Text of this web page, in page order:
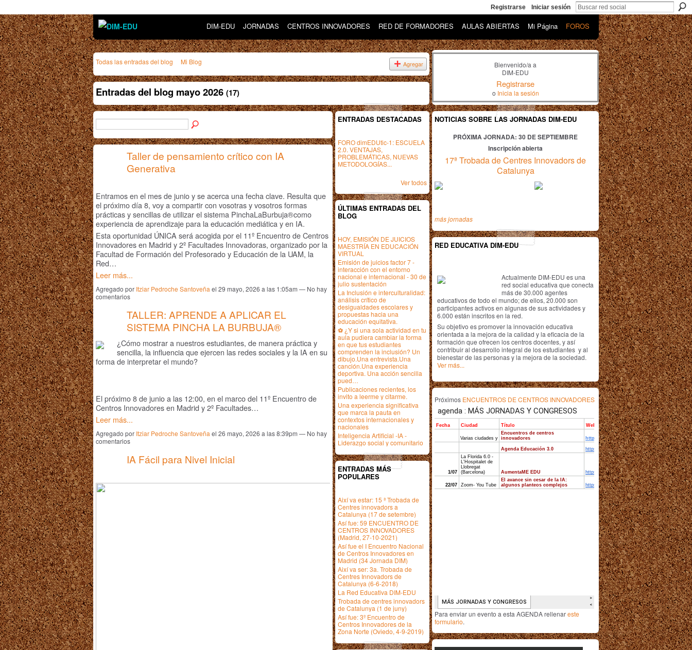
Registrarse Iniciar sesión
DIM-EDU JORNADAS CENTROS INNOVADORES RED DE FORMADORES AULAS ABIERTAS Mi Página FOROS
Todas las entradas del blog Mi Blog Agregar
Entradas del blog mayo 2026 (17)
Taller de pensamiento crítico con IA
Generativa
Entramos en el mes de junio y se acerca una fecha clave. Resulta que
el próximo día 8, voy a compartir con vosotras y vosotros formas
prácticas y sencillas de utilizar el sistema PinchaLaBurbuja®como
experiencia de aprendizaje para la educación mediática y en IA.
Esta oportunidad ÚNICA será acogida por el 11º Encuentro de Centros
Innovadores en Madrid y 2º Facultades Innovadoras, organizado por la
Facultad de Formación del Profesorado y Educación de la UAM, la
Red…
Leer más...
Agregado por Itziar Pedroche Santoveña el 29 mayo, 2026 a las 1:05am — No hay
comentarios
TALLER: APRENDE A APLICAR EL
SISTEMA PINCHA LA BURBUJA®
¿Cómo mostrar a nuestros estudiantes, de manera práctica y
sencilla, la influencia que ejercen las redes sociales y la IA en su
forma de interpretar el mundo?
El próximo 8 de junio a las 12:00, en el marco del 11º Encuentro de
Centros Innovadores en Madrid y 2º Facultades…
Leer más...
Agregado por Itziar Pedroche Santoveña el 26 mayo, 2026 a las 8:39pm — No hay
comentarios
IA Fácil para Nivel Inicial
ENTRADAS DESTACADAS
FORO dimEDUtic-1: ESCUELA
2.0. VENTAJAS,
PROBLEMÁTICAS, NUEVAS
METODOLOGÍAS...
Ver todos
ÚLTIMAS ENTRADAS DEL
BLOG
HOY, EMISIÓN DE JUICIOS
MAESTRÍA EN EDUCACIÓN
VIRTUAL
Emisión de juicios factor 7 -
interacción con el entorno
nacional e internacional - 30 de
julio sustentación
La Inclusión e interculturalidad:
análisis crítico de
desigualdades escolares y
propuestas hacia una
educación equitativa.
⚽ ¿Y si una sola actividad en tu
aula pudiera cambiar la forma
en que tus estudiantes
comprenden la inclusión? Un
dibujo.Una entrevista.Una
canción.Una experiencia
deportiva. Una acción sencilla
pued…
Publicaciones recientes, los
invito a leerme y citarme.
Una experiencia significativa
que marca la pauta en
contextos internacionales y
nacionales
Inteligencia Artificial -IA -
Liderazgo social y comunitario
ENTRADAS MÁS
POPULARES
Així va estar: 15 ª Trobada de
Centres innovadors a
Catalunya (17 de setembre)
Así fue: 59 ENCUENTRO DE
CENTROS INNOVADORES
(Madrid, 27-10-2021)
Así fue el I Encuentro Nacional
de Centros Innovadores en
Madrid (34 Jornada DIM)
Així va ser: 3a. Trobada de
Centres Innovadors de
Catalunya (6-6-2018)
La Red Educativa DIM-EDU
Trobada de centres innovadors
de Catalunya (1 de juny)
Así fue: 3º Encuentro de
Centros Innovadores de la
Zona Norte (Oviedo, 4-9-2019)
Bienvenido/a a
DIM-EDU
Registrarse
o Inicia la sesión
NOTICIAS SOBRE LAS JORNADAS DIM-EDU
PRÓXIMA JORNADA: 30 DE SEPTIEMBRE
Inscripción abierta
17ª Trobada de Centres Innovadors de
Catalunya
más jornadas
RED EDUCATIVA DIM-EDU
Actualmente DIM-EDU es una
red social educativa que conecta
más de 30.000 agentes
educativos de todo el mundo; de ellos, 20.000 son
participantes activos en algunas de sus actividades y
6.000 están inscritos en la red.
Su objetivo es promover la innovación educativa
orientada a la mejora de la calidad y la eficacia de la
formación que ofrecen los centros docentes, y así
contribuir al desarrollo integral de los estudiantes y al
bienestar de las personas y la mejora de la sociedad.
Ver más...
Próximos ENCUENTROS DE CENTROS INNOVADORES
Para enviar un evento a esta AGENDA rellenareste
formulario.